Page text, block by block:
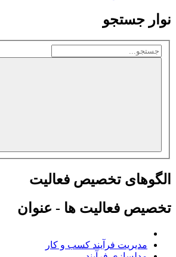
نوار جستجو
الگوهای تخصیص فعالیت
تخصیص فعالیت ها - عنوان
مدیریت فرآیند کسب و کار